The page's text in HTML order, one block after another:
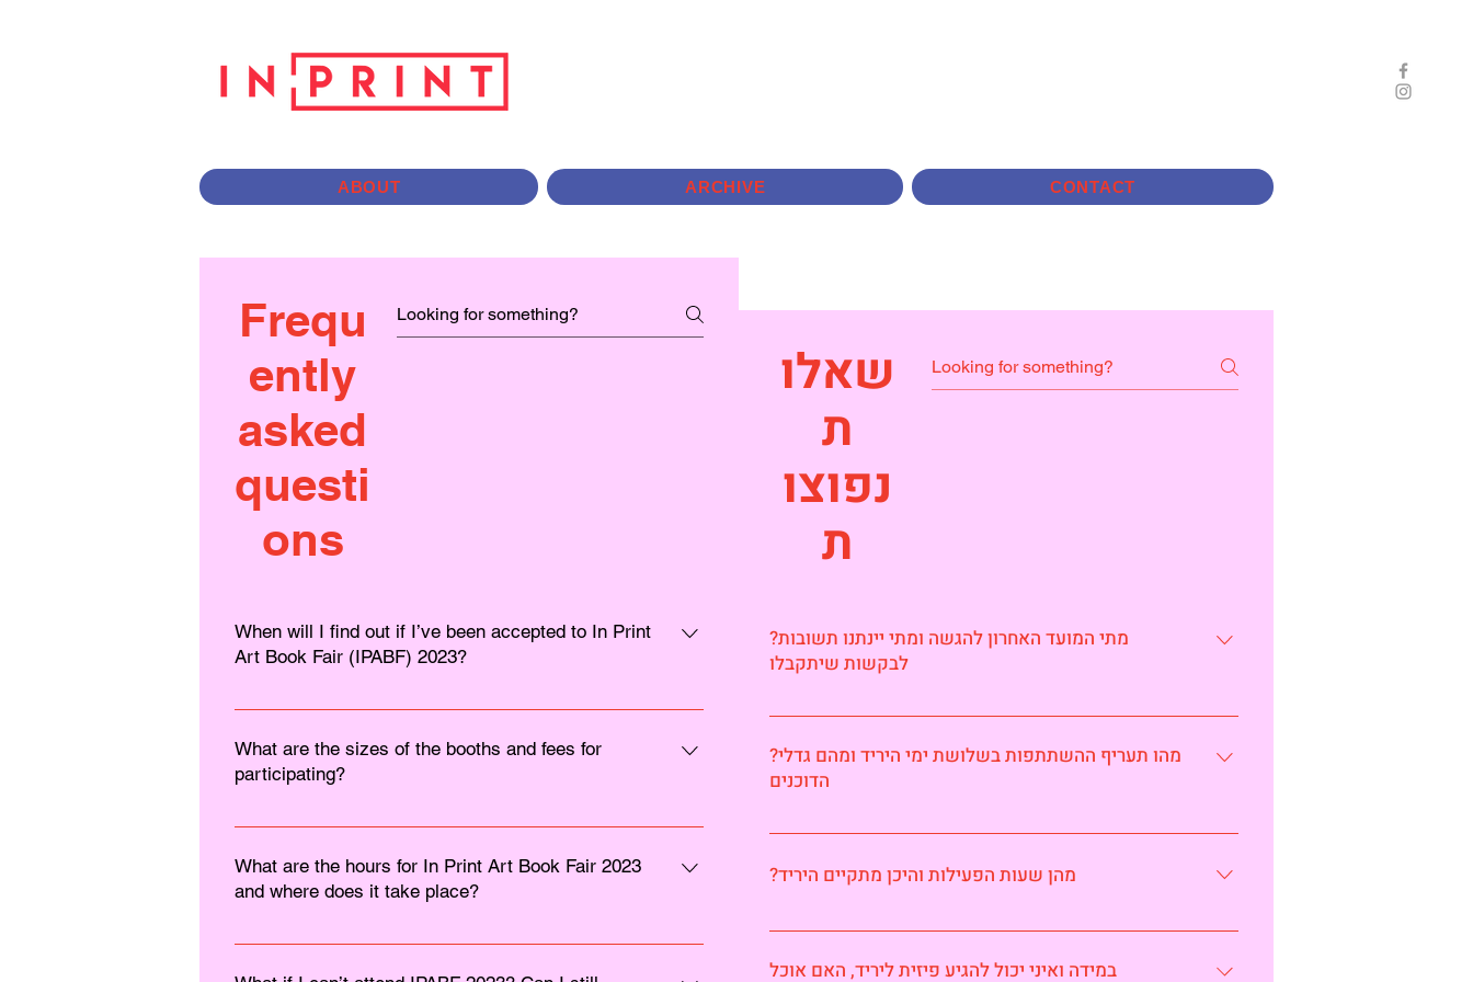
ABOUT ARCHIVE CONTACT
Frequ
ently
asked
questi
ons
When will I find out if I’ve been accepted to In Print
Art Book Fair (IPABF) 2023?
Acceptance is confirmed on a rolling basis, starting Nov. 1,
connected to the submission form with final notifications
sent on November 14th.
What are the sizes of the booths and fees for
participating?
Price of booths for all three days Full booth (180x60 cm*):
(45x30 cm*): 175 ILS *Approximate booth sizes Accepted
applicants must pay for booths by December 10, 2022.
What are the hours for In Print Art Book Fair 2023
and where does it take place?
In Print Art Book fair will take place at the Hansen House,
שאלו
ת
נפוצו
ת
?מתי המועד האחרון להגשה ומתי יינתנו תשובות
לבקשות שיתקבלו
מועד אחרון להגשה: 20 באוקטובר, 2022, בשעה IST 23:59 אנו
מעודדות אתכם לשלוח הצעות ליריד בהקדם האפשרי. הודעות על
אישור השתתפות יישלחו החל מה-1 בנובמבר ועד ה-10 בנובמבר,
2022. הודעות מהיריד יישלחו אל כתובת המייל המופיעה בטופס
?מהו תעריף ההשתתפות בשלושת ימי היריד ומהם גדלי
הדוכנים
דוכן מלא: 180/60 ס״מ, 450 ש״ח חצי דוכן: 90/60 ס״מ, 300 ש״ח
?מהן שעות הפעילות והיכן מתקיים היריד
היריד יתקיים בבית הנסן, רח' גדליהו אלון 14 ירושלים היריד יפעל בין
התאריכים 11-13 בינואר, 2023 שעות פתיחת היריד כדלקמן: רביעי,
במידה ואיני יכול להגיע פיזית ליריד, האם אוכל